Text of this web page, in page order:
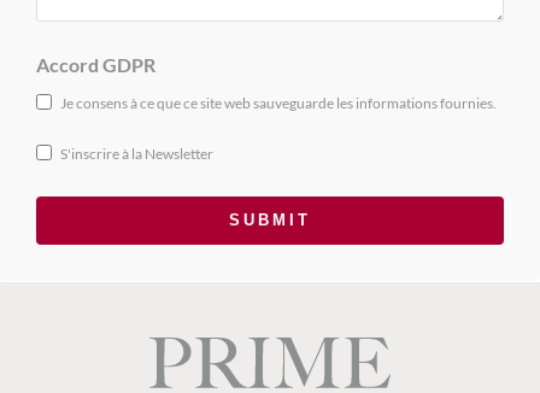
Accord GDPR
Je consens à ce que ce site web sauveguarde les informations fournies.
S'inscrire à la Newsletter
SUBMIT